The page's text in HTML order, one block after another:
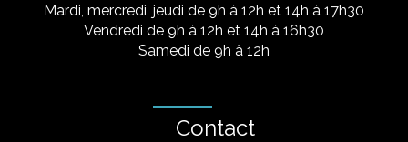
Mardi, mercredi, jeudi de 9h à 12h et 14h à 17h30
Vendredi de 9h à 12h et 14h à 16h30
Samedi de 9h à 12h
Contact